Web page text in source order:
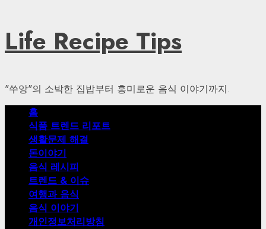
Skip
to
content
Life Recipe Tips
"쑤앙"의 소박한 집밥부터 흥미로운 음식 이야기까지.
Primary홈
식품 트렌드 리포트
생활문제 해결
돈이야기
음식 레시피
트렌드 & 이슈
여행과 음식
음식 이야기
개인정보처리방침